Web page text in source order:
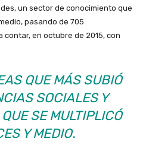
un sector de conocimiento que
pasando de 705
en octubre de 2015, con
QUE MÁS SUBIÓ
SOCIALES Y
SE MULTIPLICÓ
Y MEDIO.